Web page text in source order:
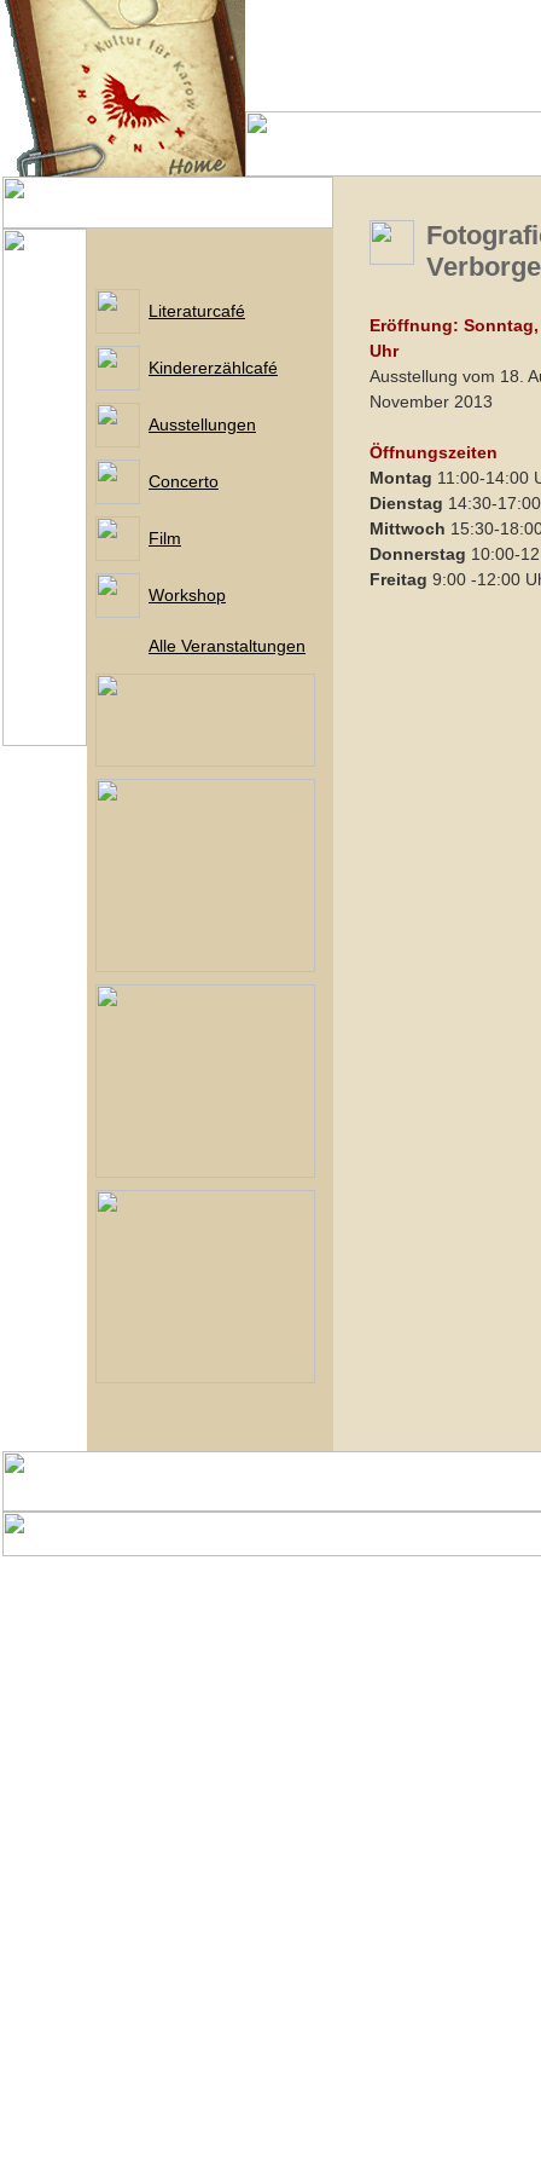
Literaturcafé
Kindererzählcafé
Ausstellungen
Concerto
Film
Workshop
Alle Veranstaltungen
Eröffnung:
Uhr
Ausstellung vom 18.
November 2013
Öffnungszeiten
Montag 11:00-14:00
Dienstag 14:30-
Mittwoch 15:30-
Donnerstag 10:00-
Freitag 9:00 -12:00